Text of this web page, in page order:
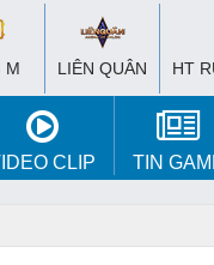
M LIÊN QUÂN HT
CLIP TIN